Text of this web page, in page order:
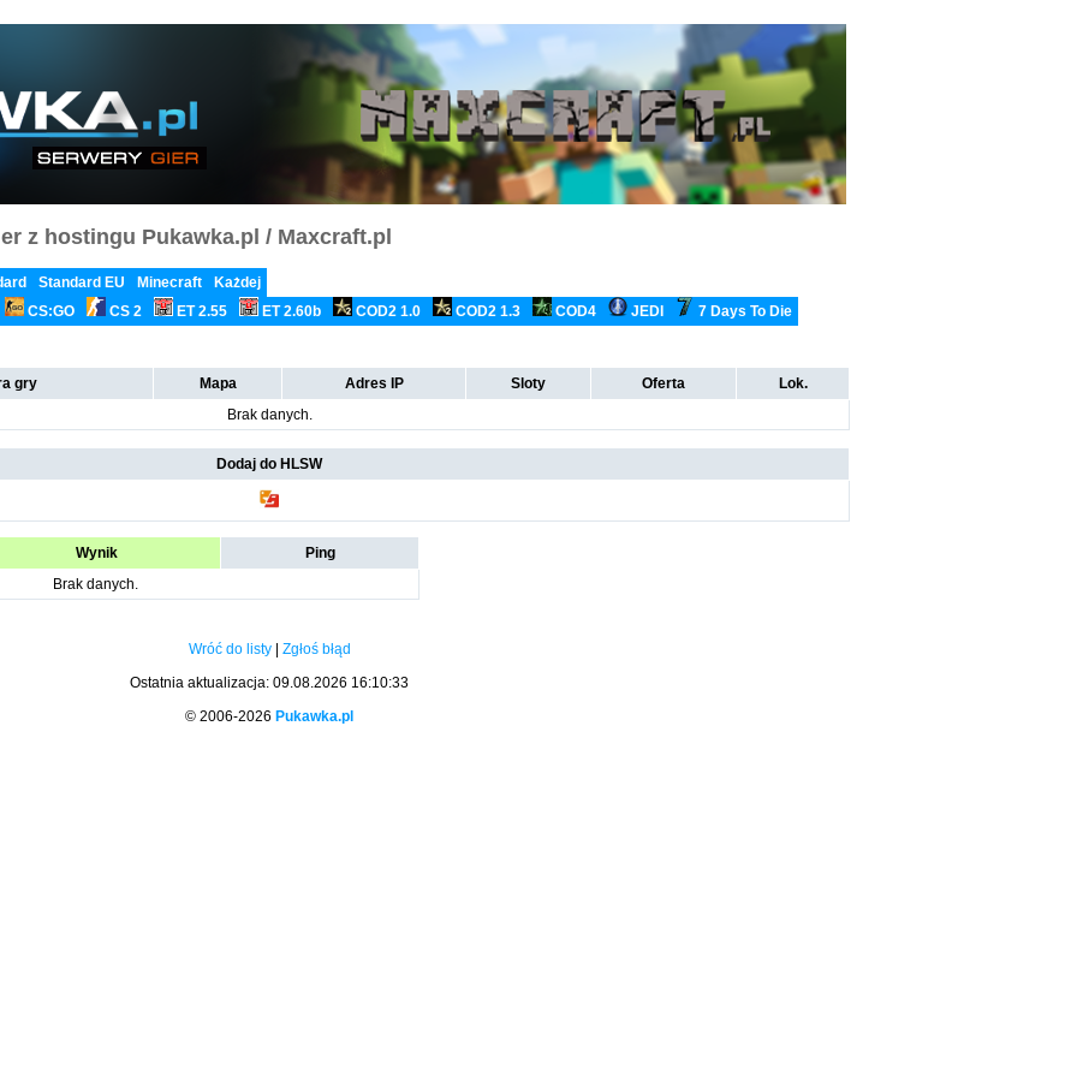
z hostingu Pukawka.pl / Maxcraft.pl
Standard EU Minecraft
Każdej
CS:GO
CS 2 ET 2.55 ET 2.60b COD2 1.0 COD2 1.3 COD4 JEDI 7 Days To Die
gry Mapa Adres IP Sloty Oferta
Lok.
Brak danych.
Dodaj do HLSW
Wynik
Ping
Brak danych.
Wróć do listy| Zgłoś błąd
Ostatnia aktualizacja: 09.08.2026 16:10:33
© 2006-2026 Pukawka.pl